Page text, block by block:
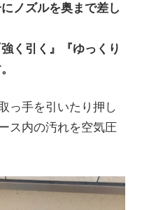
ノズルを奥まで差し
く引く』『ゆっくり
っ手を引いたり押し
ス内の汚れを空気圧